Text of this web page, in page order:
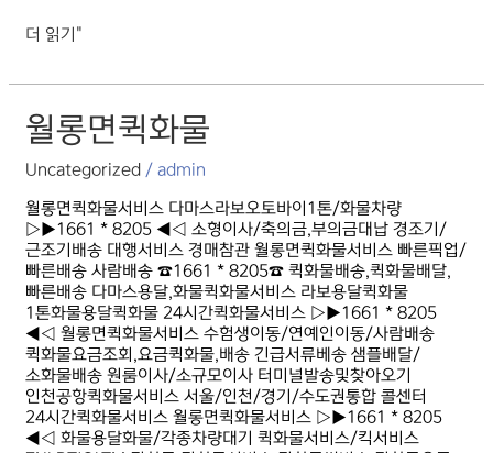
더 읽기"
월롱면퀵화물
Uncategorized /admin
월롱면퀵화물서비스 다마스라보오토바이1톤/화물차량
▷▶1661 * 8205 ◀◁ 소형이사/축의금,부의금대납 경조기/
근조기배송 대행서비스 경매참관 월롱면퀵화물서비스 빠른픽업/
빠른배송 사람배송 ☎1661 * 8205☎ 퀵화물배송,퀵화물배달,
빠른배송 다마스용달,화물퀵화물서비스 라보용달퀵화물
1톤화물용달퀵화물 24시간퀵화물서비스 ▷▶1661 * 8205
◀◁ 월롱면퀵화물서비스 수험생이동/연예인이동/사람배송
퀵화물요금조회,요금퀵화물,배송 긴급서류베송 샘플배달/
소화물배송 원룸이사/소규모이사 터미널발송및찾아오기
인천공항퀵화물서비스 서울/인천/경기/수도권통합 콜센터
24시간퀵화물서비스 월롱면퀵화물서비스 ▷▶1661 * 8205
◀◁ 화물용달화물/각종차량대기 퀵화물서비스/킥서비스
월롱면퀵화물